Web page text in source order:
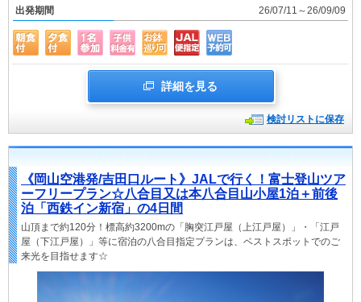
出発期間 26/07/11～26/09/09
詳細を見る
検討リストに保存
《岡山空港発/吉田口ルート》JALで行く！富士登山ツア
ーフリープラン☆八合目又は本八合目山小屋1泊＋前後
泊「西鉄イン新宿」の4日間
山頂まで約120分！標高約3200mの「胸突江戸屋（上江戸屋）」・「江戸
屋（下江戸屋）」等に宿泊の八合目指定プランは、ベストスポットでのご
来光を目指せます☆